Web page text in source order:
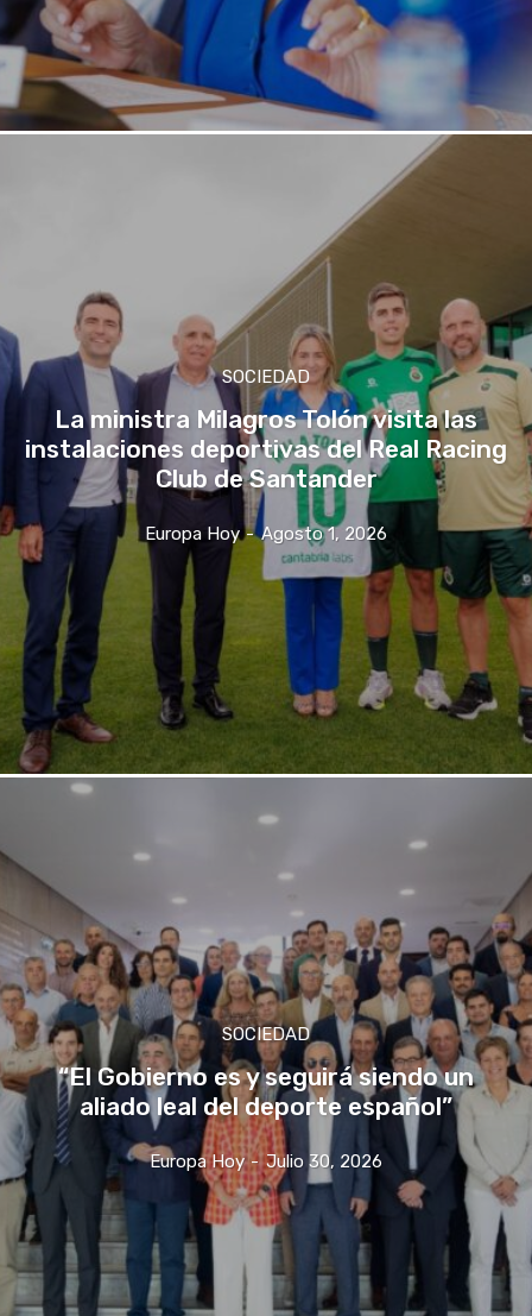
SOCIEDAD
La ministra Milagros Tolón visita las
instalaciones deportivas del Real Racing
Club de Santander
Europa Hoy - Agosto 1, 2026
SOCIEDAD
“El Gobierno es y seguirá siendo un
aliado leal del deporte español”
Europa Hoy - Julio 30, 2026